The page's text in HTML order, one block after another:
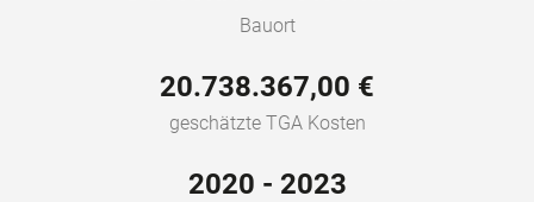
Bauort
20.738.367,00 €
geschätzte TGA Kosten
2020 - 2023